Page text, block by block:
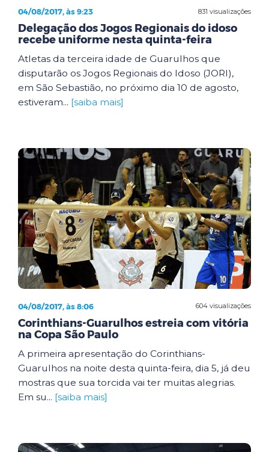
831 visualizações
04/08/2017, às 9:23
Delegação dos Jogos Regionais do idoso
recebe uniforme nesta quinta-feira
Atletas da terceira idade de Guarulhos que
disputarão os Jogos Regionais do Idoso (JORI),
em São Sebastião, no próximo dia 10 de agosto,
estiveram... [saiba mais]
604 visualizações
04/08/2017, às 8:06
Corinthians-Guarulhos estreia com vitória
na Copa São Paulo
A primeira apresentação do Corinthians-
Guarulhos na noite desta quinta-feira, dia 5, já deu
mostras que sua torcida vai ter muitas alegrias.
Em su... [saiba mais]